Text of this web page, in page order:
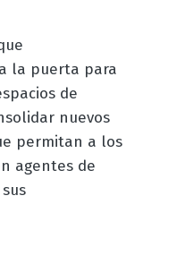
la puerta para
de
nuevos
permitan a los
agentes de